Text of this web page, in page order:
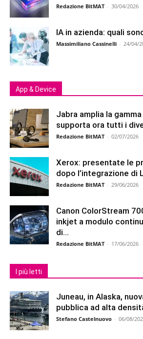
Redazione BitMAT - 30/04/2026
IA in azienda: quali
Massimiliano Cassinelli - 24/04/
App & Device
Jabra amplia la
supporta ora tutti i
Redazione BitMAT - 02/07/2026
Xerox: presentate le
dopo l’integrazione di
Redazione BitMAT - 29/06/2026
Canon ColorStream
inkjet a modulo
di...
Redazione BitMAT - 17/06/2026
I più letti
Juneau, in Alaska,
pubblica ad alta
Stefano Castelnuovo - 06/08/